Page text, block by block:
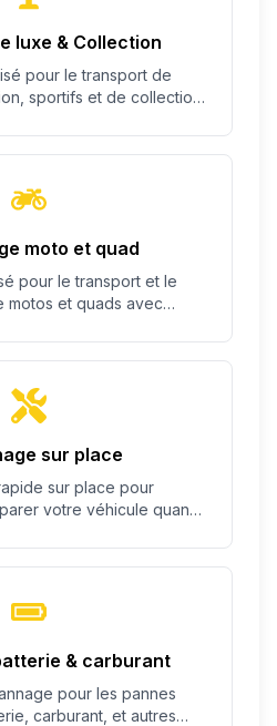
luxe & Collection
pour le transport de
sportifs et de collection
moto et quad
pour le transport et le
motos et quads avec
sur place
sur place pour
votre véhicule quand
& carburant
pour les pannes
carburant, et autres